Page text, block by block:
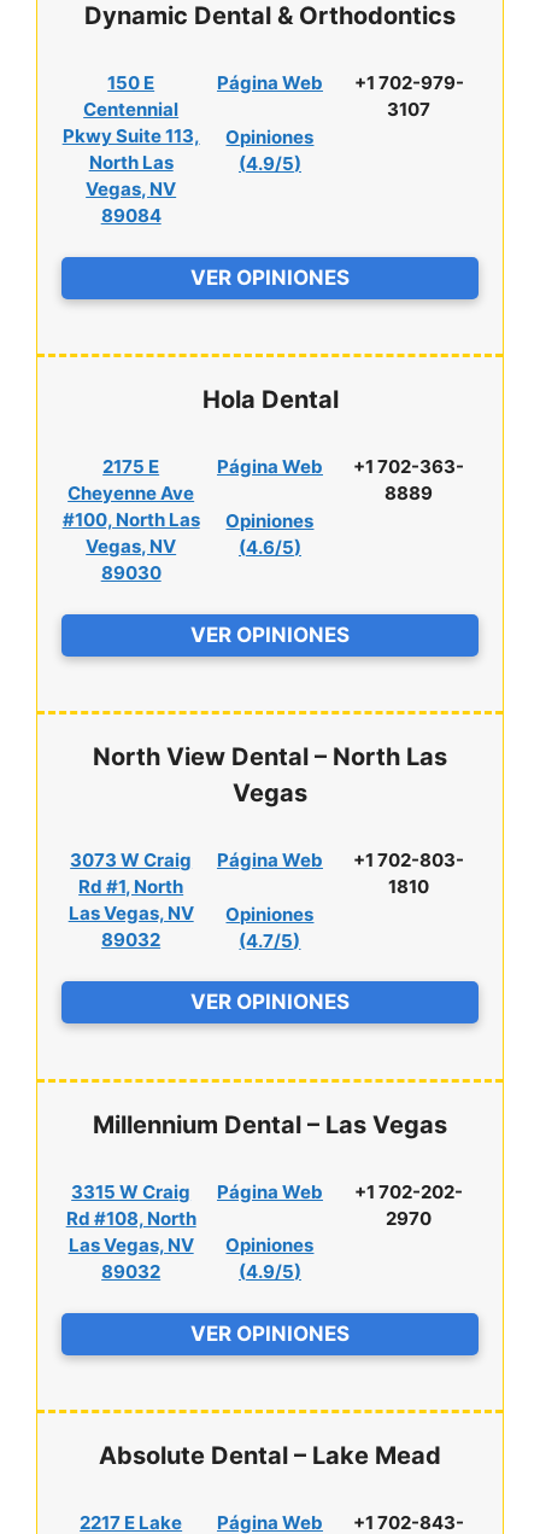
Dynamic Dental & Orthodontics
150 E
Centennial
Pkwy Suite 113,
North Las
Vegas, NV
89084
Página Web
Opiniones
(4.9/5)
+1 702-979-
3107
VER OPINIONES
Hola Dental
2175 E
Cheyenne Ave
#100, North Las
Vegas, NV
89030
Página Web
Opiniones
(4.6/5)
+1 702-363-
8889
VER OPINIONES
North View Dental – North Las
Vegas
3073 W Craig
Rd #1, North
Las Vegas, NV
89032
Página Web
Opiniones
(4.7/5)
+1 702-803-
1810
VER OPINIONES
Millennium Dental – Las Vegas
3315 W Craig
Rd #108, North
Las Vegas, NV
89032
Página Web
Opiniones
(4.9/5)
+1 702-202-
2970
VER OPINIONES
Absolute Dental – Lake Mead
2217 E Lake Página Web +1 702-843-